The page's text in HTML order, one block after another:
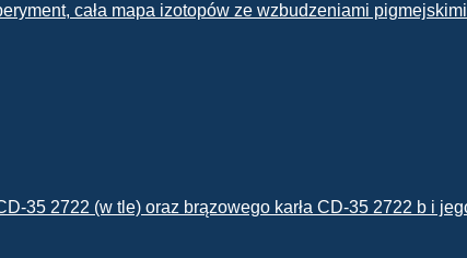
cała mapa izotopów ze wzbudzeniami pigmejskimi